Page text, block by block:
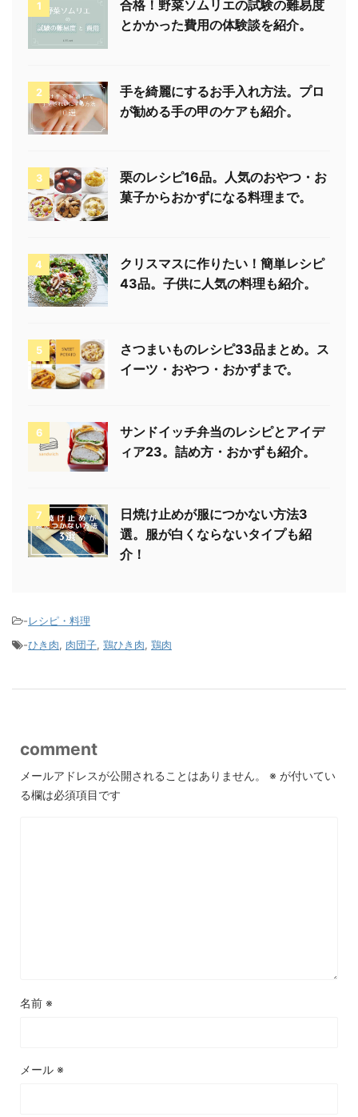
1
合格！野菜ソムリエの試験の難易度
とかかった費用の体験談を紹介。
2
手を綺麗にするお手入れ方法。プロ
が勧める手の甲のケアも紹介。
3
栗のレシピ16品。人気のおやつ・お
菓子からおかずになる料理まで。
4
クリスマスに作りたい！簡単レシピ
43品。子供に人気の料理も紹介。
5
さつまいものレシピ33品まとめ。ス
イーツ・おやつ・おかずまで。
6
サンドイッチ弁当のレシピとアイデ
ィア23。詰め方・おかずも紹介。
7
日焼け止めが服につかない方法3
選。服が白くならないタイプも紹
介！
-レシピ・料理
-ひき肉, 肉団子, 鶏ひき肉, 鶏肉
comment
メールアドレスが公開されることはありません。 ※ が付いてい
る欄は必須項目です
名前 ※
メール ※